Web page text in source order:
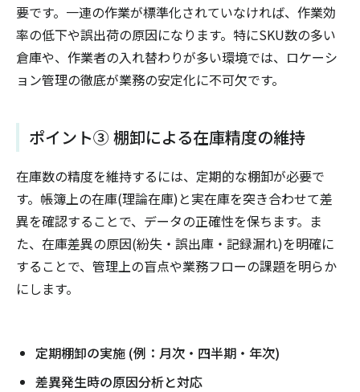
要です。一連の作業が標準化されていなければ、作業効
率の低下や誤出荷の原因になります。特にSKU数の多い
倉庫や、作業者の入れ替わりが多い環境では、ロケーシ
ョン管理の徹底が業務の安定化に不可欠です。
ポイント③ 棚卸による在庫精度の維持
在庫数の精度を維持するには、定期的な棚卸が必要で
す。帳簿上の在庫(理論在庫)と実在庫を突き合わせて差
異を確認することで、データの正確性を保ちます。ま
た、在庫差異の原因(紛失・誤出庫・記録漏れ)を明確に
することで、管理上の盲点や業務フローの課題を明らか
にします。
定期棚卸の実施 (例：月次・四半期・年次)
差異発生時の原因分析と対応